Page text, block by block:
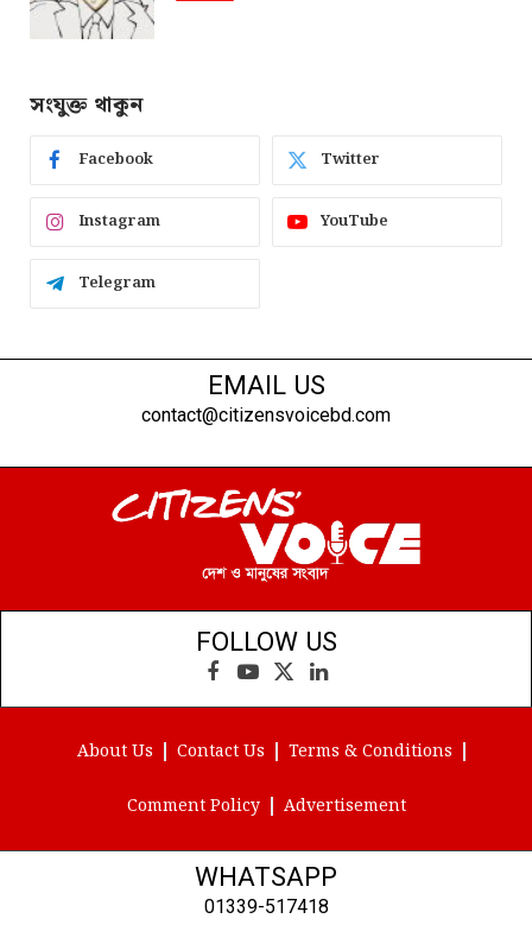
সংযুক্ত থাকুন
Facebook Twitter
Instagram YouTube
Telegram
EMAIL US
contact@citizensvoicebd.com
FOLLOW US
Facebook
YouTube
X
(Twitter)
LinkedIn
About Us Contact Us Terms & Conditions
Comment Policy Advertisement
WHATSAPP
01339-517418